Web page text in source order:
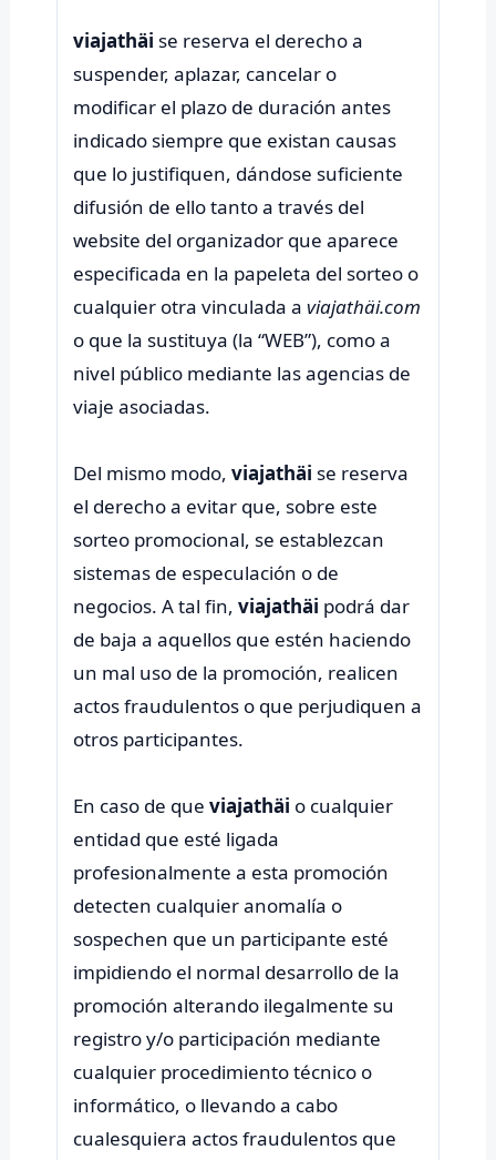
viajathäi se reserva el derecho a
suspender, aplazar, cancelar o
modificar el plazo de duración antes
indicado siempre que existan causas
que lo justifiquen, dándose suficiente
difusión de ello tanto a través del
website del organizador que aparece
especificada en la papeleta del sorteo o
cualquier otra vinculada aviajathäi.com
o que la sustituya (la “WEB”), como a
nivel público mediante las agencias de
viaje asociadas.
Del mismo modo,viajathäi se reserva
el derecho a evitar que, sobre este
sorteo promocional, se establezcan
sistemas de especulación o de
negocios. A tal fin,viajathäi podrá dar
de baja a aquellos que estén haciendo
un mal uso de la promoción, realicen
actos fraudulentos o que perjudiquen a
otros participantes.
En caso de queviajathäi o cualquier
entidad que esté ligada
profesionalmente a esta promoción
detecten cualquier anomalía o
sospechen que un participante esté
impidiendo el normal desarrollo de la
promoción alterando ilegalmente su
registro y/o participación mediante
cualquier procedimiento técnico o
informático, o llevando a cabo
cualesquiera actos fraudulentos que